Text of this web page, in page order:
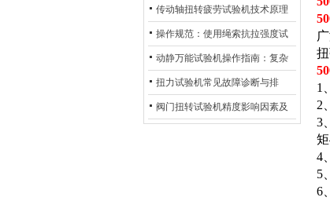
理与行业应用
传动轴扭转疲劳试验机技术原理
与行业应用
操作规范：使用绳索抗拉强度试
验机的完整测试步骤
动静万能试验机操作指南：复杂
动态测试的标准化流程
扭力试验机常见故障诊断与排
除：从传感器信号异常到机械传
阀门扭转试验机精度影响因素及
1
2
3
4
5
6